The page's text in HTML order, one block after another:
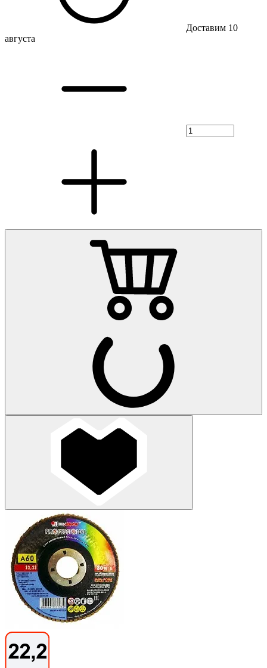
Доставим 10
августа